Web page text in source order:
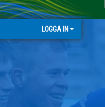
LOGGA IN